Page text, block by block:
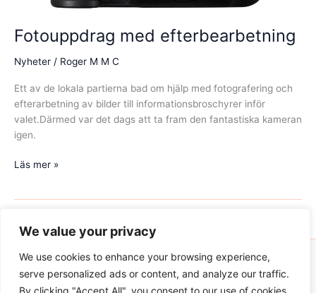
We value your privacy
We use cookies to enhance your browsing experience,
serve personalized ads or content, and analyze our traffic.
By clicking "Accept All", you consent to our use of cookies.
Fotouppdrag med efterbearbetning
Nyheter / Roger M M C
Ett av de lokala partierna bad om hjälp med fotografering och
efterarbetning av bilder till informationsbroschyrer inför
valet.Därmed var det dags att ta fram den fantastiska kameran
igen.
Fotouppdrag
Läs mer »
Upphovsrätt © 2025 Enklare.NU